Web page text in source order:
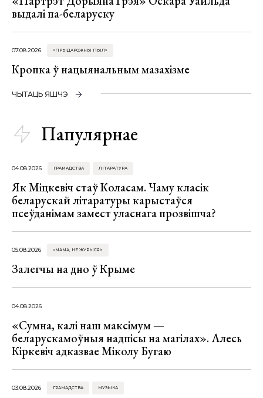
выдалі па-беларуску
07.08.2026 «ПРЫДАРОЖНЫ ПЫЛ»
Кропка ў нацыянальным мазахізме
ЧЫТАЦЬ ЯШЧЭ
Папулярнае
04.08.2026 ГРАМАДСТВА ЛІТАРАТУРА
Як Міцкевіч стаў Коласам. Чаму класік
беларускай літаратуры карыстаўся
псеўданімам замест уласнага прозвішча?
05.08.2026 «МАМА, НЕ ЖУРЫСЯ!»
Залегчы на дно ў Крыме
04.08.2026
«Сумна, калі наш максімум —
беларускамоўныя надпісы на магілах». Алесь
Кіркевіч адказвае Міколу Бугаю
03.08.2026 ГРАМАДСТВА МУЗЫКА